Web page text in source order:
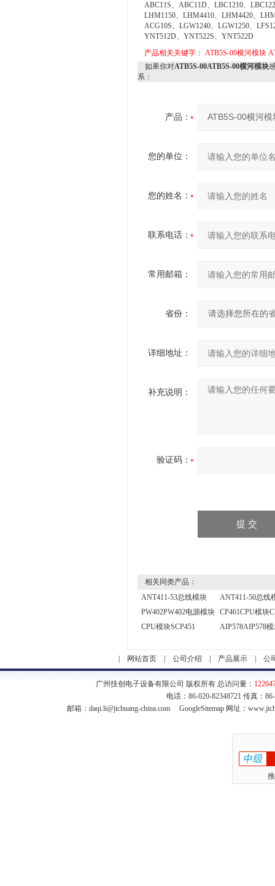
ABC11S、ABC11D、LBC1210、
LHM1150、LHM4410、LHM4420、
ACG10S、LGW1240、LGW1250、
YNT512D、YNT522S、YNT522D
产品相关关键字： ATB5S-00横河模块
如果你对ATB5S-00ATB5S-00横河模块
系：
产品：
您的单位：
您的姓名：
联系电话：
常用邮箱：
省份：
详细地址：
补充说明：
验证码：
相关同类产品：
ANT411-53总线模块
ANT411-50总线
PW402PW402电源模块
CP461CPU模块
CPU模块SCP451
AIP578AIP578模
网站首页 公司介绍 产品展示 公
广州技创电子设备有限公司 版权所有 总访问量：
电话：86-020-82348721 传真：
邮箱： daqi.li@jichuang-china.com GoogleSitemap网址：